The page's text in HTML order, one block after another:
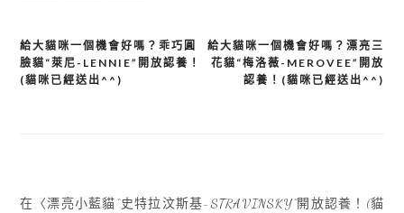
文
章
給大貓咪一個機會好嗎？漂亮三
花貓“梅洛薇-MEROVEE”開放
認養！(貓咪已經送出^^)
給大貓咪一個機會好嗎？乖巧圓
臉貓“萊尼-LENNIE”開放認養！
(貓咪已經送出^^)
在〈漂亮小藍貓“史特拉汶斯基-STRAVINSKY”開放認養！(貓